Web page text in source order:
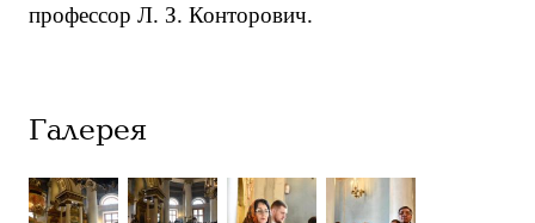
профессор Л. З. Конторович.
Галерея